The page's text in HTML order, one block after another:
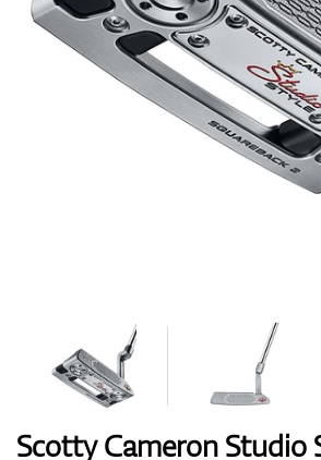
Boty
Rukavice
Bagy
Scotty Cameron Studio